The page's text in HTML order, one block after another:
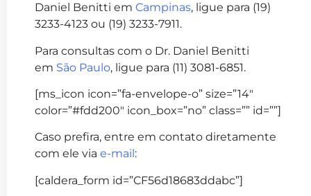
Daniel Benitti em Campinas, ligue para (19)
3233-4123 ou (19) 3233-7911.
Para consultas com o Dr. Daniel Benitti
em São Paulo, ligue para (11) 3081-6851.
[ms_icon icon=”fa-envelope-o” size=”14″
color=”#fdd200″ icon_box=”no” class=”” id=””]
Caso prefira, entre em contato diretamente
com ele via e-mail :
[caldera_form id=”CF56d18683ddabc”]